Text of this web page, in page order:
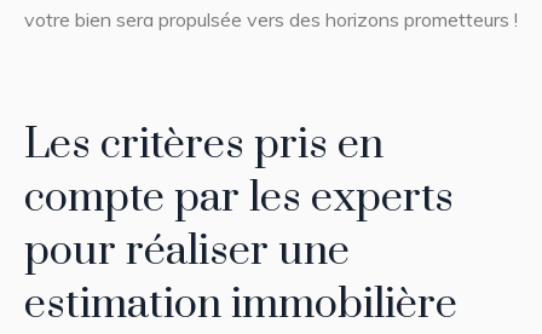
votre bien sera propulsée vers des horizons prometteurs !
Les critères pris en
compte par les experts
pour réaliser une
estimation immobilière